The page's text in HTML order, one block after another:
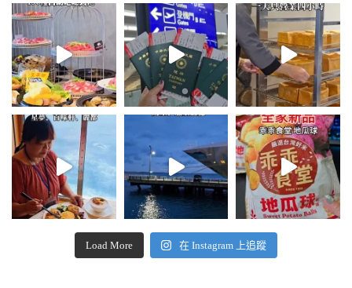
Load More 在 Instagram 上追蹤